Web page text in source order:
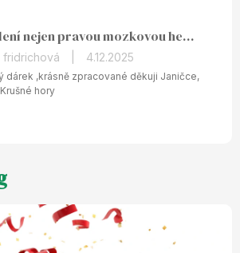
Kreslení nejen pravou mozkovou hemisférou - tištěný pracovní sešit
fridrichová 4.12.2025
dárek ,krásně zpracované děkuji Janičce,
hory